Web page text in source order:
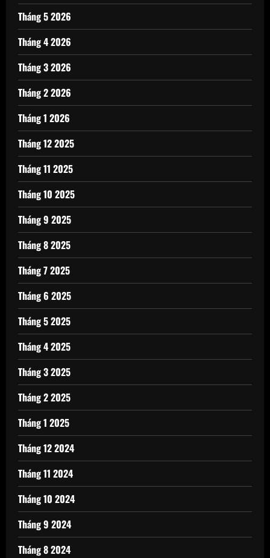
Tháng 5 2026
Tháng 4 2026
Tháng 3 2026
Tháng 2 2026
Tháng 1 2026
Tháng 12 2025
Tháng 11 2025
Tháng 10 2025
Tháng 9 2025
Tháng 8 2025
Tháng 7 2025
Tháng 6 2025
Tháng 5 2025
Tháng 4 2025
Tháng 3 2025
Tháng 2 2025
Tháng 1 2025
Tháng 12 2024
Tháng 11 2024
Tháng 10 2024
Tháng 9 2024
Tháng 8 2024